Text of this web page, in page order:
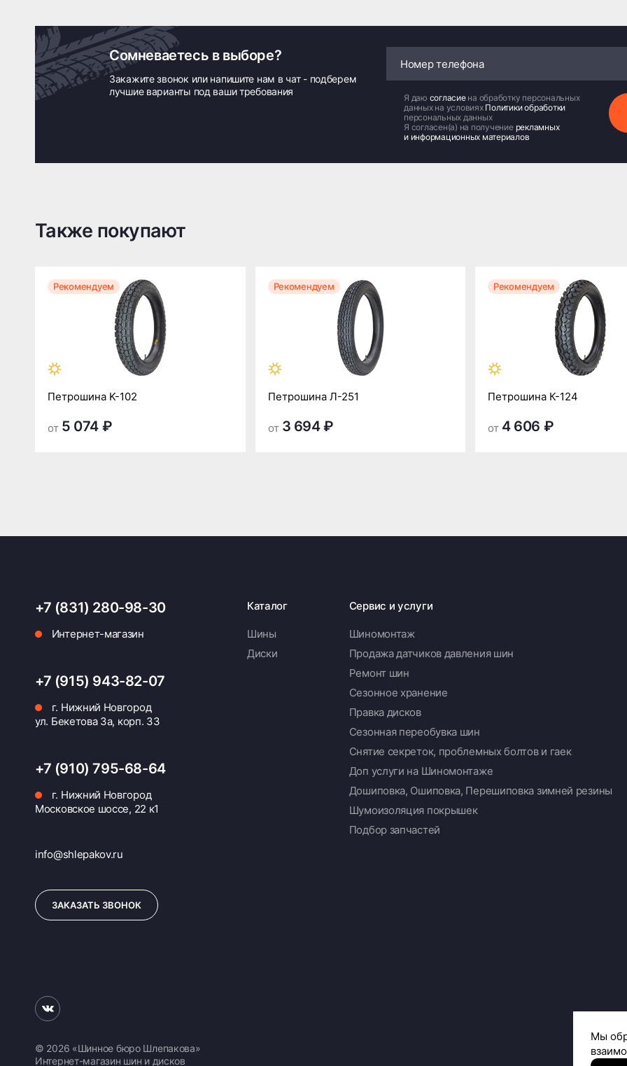
Сомневаетесь в выборе?
Закажите звонок или напишите нам в чат - подберем
лучшие варианты под ваши требования
Я даю согласие на обработку персональных
данных на условиях Политики обработки
персональных данных
Я согласен(а) на получение рекламных
и информационных материалов
Также покупают
Рекомендуем
Петрошина K-102
от 5 074 ₽
Рекомендуем
Петрошина Л-251
от 3 694 ₽
Рекомендуем
Петрошина К-124
от 4 606 ₽
+7 (831) 280-98-30
Интернет-магазин
+7 (915) 943-82-07
г. Нижний Новгород
ул. Бекетова 3а, корп. 33
+7 (910) 795-68-64
г. Нижний Новгород
Московское шоссе, 22 к1
info@shlepakov.ru
ЗАКАЗАТЬ ЗВОНОК
Каталог
Шины
Диски
Сервис и услуги
Шиномонтаж
Продажа датчиков давления шин
Ремонт шин
Сезонное хранение
Правка дисков
Сезонная переобувка шин
Снятие секреток, проблемных болтов и гаек
Доп услуги на Шиномонтаже
Дошиповка, Ошиповка, Перешиповка зимней резины
Шумоизоляция покрышек
Подбор запчастей
© 2026 «Шинное бюро Шлепакова»
Интернет-магазин шин и дисков